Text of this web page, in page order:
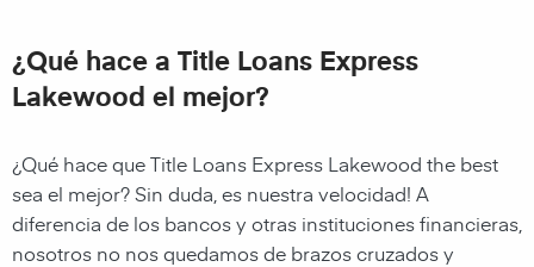
¿Qué hace a Title Loans Express
Lakewood el mejor?
¿Qué hace queTitle Loans Express Lakewood the best
sea el mejor? Sin duda, es nuestra velocidad! A
diferencia de los bancos y otras instituciones financieras,
nosotros no nos quedamos de brazos cruzados y